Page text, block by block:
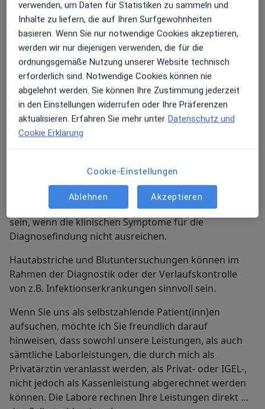
weitaus häufiger und nicht immer auf den ersten Blick
erkennbar.
Umso wichtiger sind regelmäßige Hautkontrollen.
Diese können unterstützt werden durch apparative
Verfahren wie der Videodermatoskopie, mit der auch
stark vergrößerte Aufnahmen von
Hautveränderungen aufgezeichnet werden können.
Die allgemeine Ganzkörper-Bilddokumentation kann
helfen, im Verlauf Veränderungen zu erkennen.
mithilfe einer Hautprobe möglich. Die Hautprobe wird
in einem sog. histopathologischen Labor
feingeweblich untersucht. Hautproben können auch
im Fall anderer unklarer Hauterkrankungen sinnvoll
sein, wenn die klinischen Symptome für die
Diagnosefindung nicht ausreichen.
Hautabstriche und Blutuntersuchungen können im
Rahmen der Diagnostik oder der Verlaufskontrolle
von z.B. Infektionserkrankungen sinnvoll sein.
Wenn Sie uns als selbstzahlende Patient(inn)en
aufsuchen, möchte ich Sie freundlich darauf
hinweisen, dass sowohl unsere Leistungen, als auch
sämtliche Laborleistungen, die durch mich als
Privatärztin veranlasst werden, als Privat- oder IGEL-,
nicht jedoch als Kassenleistung abgerechnet werden
können. Die Labore rechnen Ihre Leistungen direkt mit
verwenden, um Daten für Statistiken zu sammeln und
Inhalte zu liefern, die auf Ihren Surfgewohnheiten
basieren. Wenn Sie nur notwendige Cookies akzeptieren,
werden wir nur diejenigen verwenden, die für die
ordnungsgemäße Nutzung unserer Website technisch
erforderlich sind. Notwendige Cookies können nie
abgelehnt werden. Sie können Ihre Zustimmung jederzeit
in den Einstellungen widerrufen oder Ihre Präferenzen
aktualisieren. Erfahren Sie mehr unter Datenschutz und
Cookie Erklärung
Cookie-Einstellungen
Ablehnen Akzeptieren